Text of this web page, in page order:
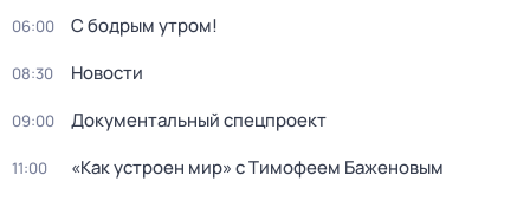
06:00 С бодрым утром!
08:30 Новости
09:00 Докyментальный cпецпроект
11:00 «Как устроен мир» с Тимофеем Баженовым